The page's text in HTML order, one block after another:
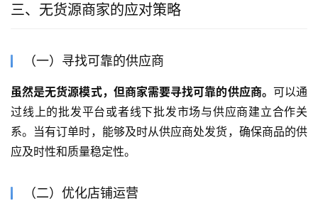
三、无货源商家的应对策略
（一）寻找可靠的供应商
虽然是无货源模式，但商家需要寻找可靠的供应商。 可以通
过线上的批发平台或者线下批发市场与供应商建立合作关
系。当有订单时，能够及时从供应商处发货，确保商品的供
应及时性和质量稳定性。
（二）优化店铺运营